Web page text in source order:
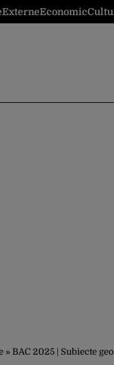
ExterneEconomic
» BAC 2025 | Subiecte